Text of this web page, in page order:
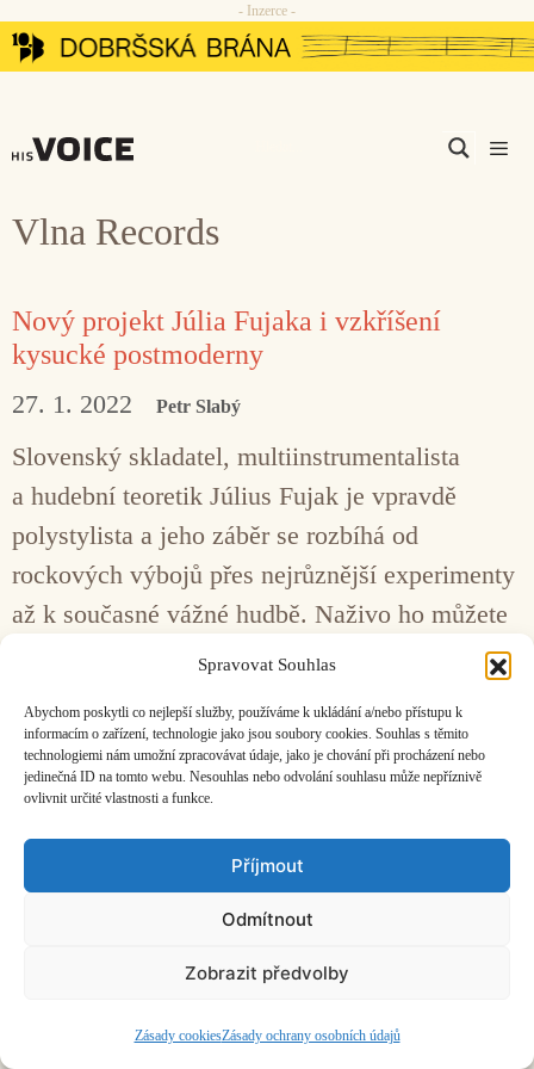
Spravovat Souhlas
Abychom poskytli co nejlepší služby, používáme k ukládání a/nebo přístupu k
informacím o zařízení, technologie jako jsou soubory cookies. Souhlas s těmito
technologiemi nám umožní zpracovávat údaje, jako je chování při procházení nebo
jedinečná ID na tomto webu. Nesouhlas nebo odvolání souhlasu může nepříznivě
ovlivnit určité vlastnosti a funkce.
Příjmout
Odmítnout
Zobrazit předvolby
Zásady cookiesZásady ochrany osobních údajů
Přeskočit
na
- Inzerce -
Vlna Records
Nový projekt Júlia Fujaka i vzkříšení
kysucké postmoderny
27. 1. 2022 Petr Slabý
Slovenský skladatel, multiinstrumentalista
a hudební teoretik Július Fujak je vpravdě
polystylista a jeho záběr se rozbíhá od
rockových výbojů přes nejrůznější experimenty
až k současné vážné hudbě. Naživo ho můžete
vidět již zítra, 28. ledna, v pražském v KC
Facebook
Bandcamp
Mail
založeno 2001 | Kontaktujte nás:info@hisvoice.cz
©2026 HISvoice – design a admin
Atelier Dokument